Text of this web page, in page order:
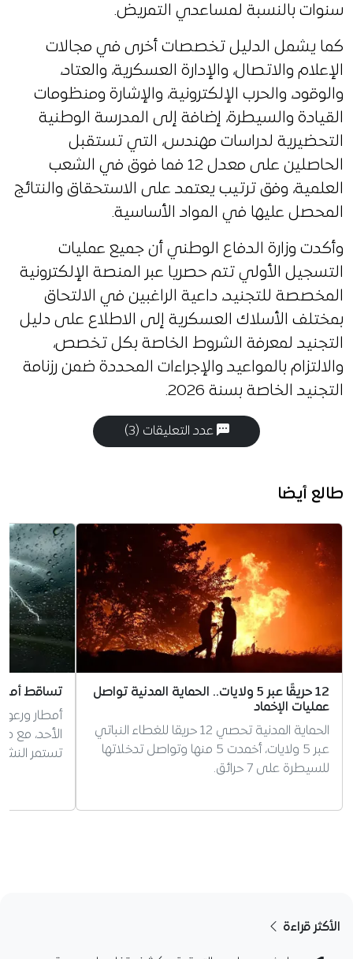
سنوات بالنسبة لمساعدي التمريض.
كما يشمل الدليل تخصصات أخرى في مجالات
الإعلام والاتصال، والإدارة العسكرية، والعتاد،
والوقود، والحرب الإلكترونية، والإشارة ومنظومات
القيادة والسيطرة، إضافة إلى المدرسة الوطنية
التحضيرية لدراسات مهندس، التي تستقبل
الحاصلين على معدل 12 فما فوق في الشعب
العلمية، وفق ترتيب يعتمد على الاستحقاق والنتائج
المحصل عليها في المواد الأساسية.
وأكدت وزارة الدفاع الوطني أن جميع عمليات
التسجيل الأولي تتم حصريا عبر المنصة الإلكترونية
المخصصة للتجنيد، داعية الراغبين في الالتحاق
بمختلف الأسلاك العسكرية إلى الاطلاع على دليل
التجنيد لمعرفة الشروط الخاصة بكل تخصص،
والالتزام بالمواعيد والإجراءات المحددة ضمن رزنامة
التجنيد الخاصة بسنة 2026.
عدد التعليقات (3)
طالع أيضا
12 حريقًا عبر 5 ولايات.. الحماية المدنية تواصل
عمليات الإخماد
الحماية المدنية تحصي 12 حريقا للغطاء النباتي
عبر 5 ولايات، أخمدت 5 منها وتواصل تدخلاتها
للسيطرة على 7 حرائق.
تساقط
أمطار
تستمر
الأكثر قراءة